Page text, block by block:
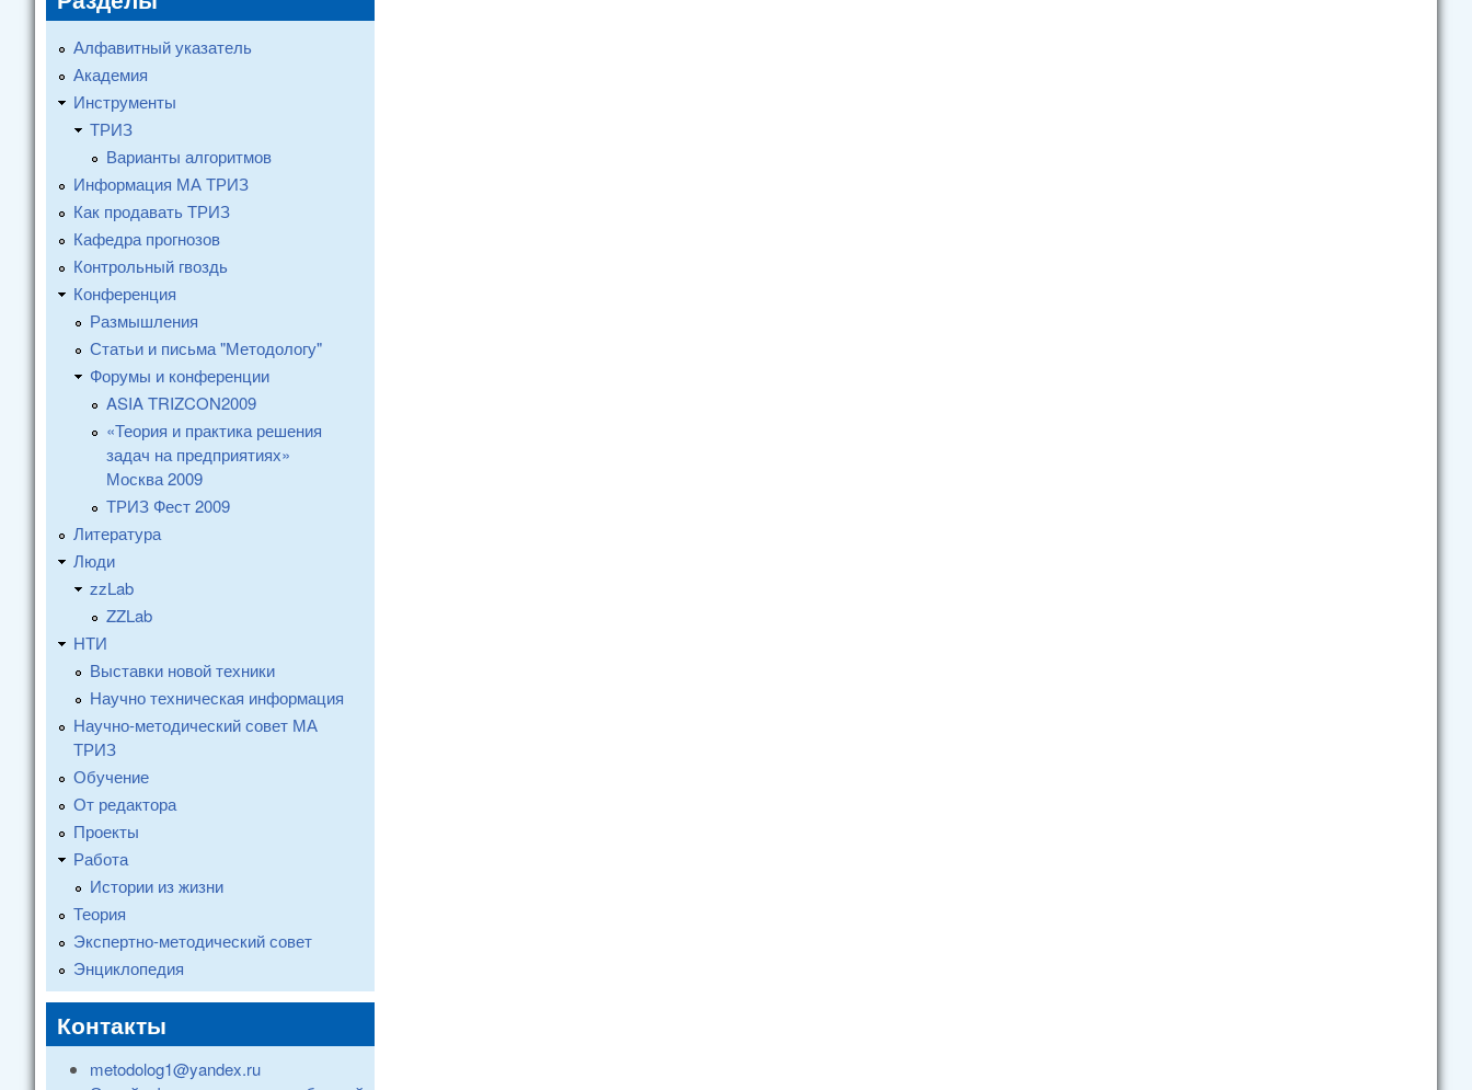
Алфавитный указатель
Академия
Инструменты
ТРИЗ
Варианты алгоритмов
Информация МА ТРИЗ
Как продавать ТРИЗ
Кафедра прогнозов
Контрольный гвоздь
Конференция
Размышления
Статьи и письма "Методологу"
Форумы и конференции
ASIA TRIZCON2009
«Теория и практика решения
задач на предприятиях»
Москва 2009
ТРИЗ Фест 2009
Литература
Люди
zzLab
ZZLab
НТИ
Выставки новой техники
Научно техническая информация
Научно-методический совет МА
ТРИЗ
Обучение
От редактора
Проекты
Работа
Истории из жизни
Теория
Экспертно-методический совет
Энциклопедия
Контакты
metodolog1@yandex.ru